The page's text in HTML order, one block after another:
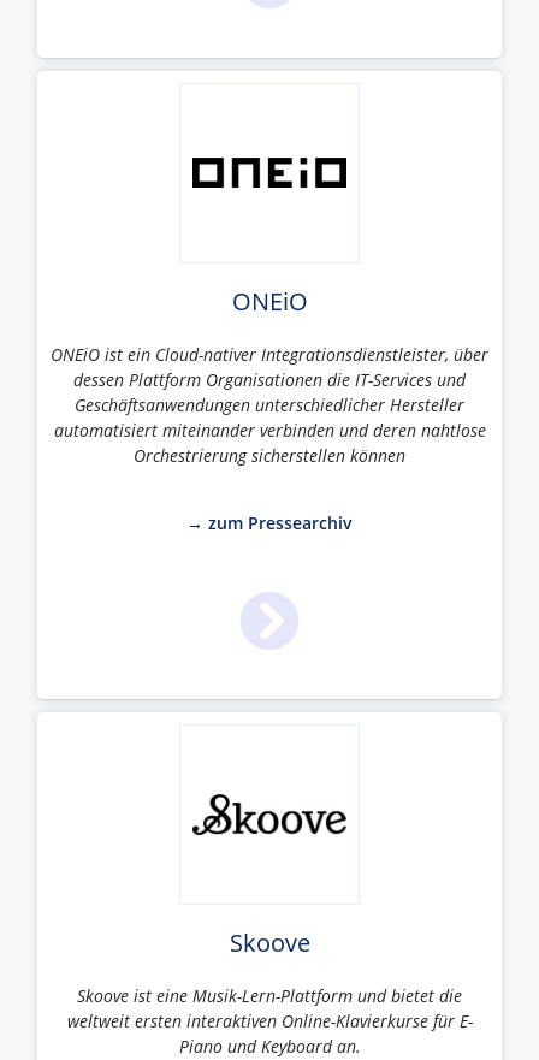
ONEiO
ONEiO ist ein Cloud-nativer Integrationsdienstleister, über
dessen Plattform Organisationen die IT-Services und
Geschäftsanwendungen unterschiedlicher Hersteller
automatisiert miteinander verbinden und deren nahtlose
Orchestrierung sicherstellen können
→ zum Pressearchiv
Skoove
Skoove ist eine Musik-Lern-Plattform und bietet die
weltweit ersten interaktiven Online-Klavierkurse für E-
Piano und Keyboard an.